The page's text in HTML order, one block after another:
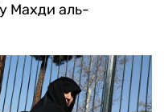
Махди аль-